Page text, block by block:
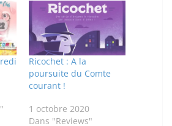
Ricochet : A la
poursuite du Comte
courant !
1 octobre 2020
Dans "Reviews"